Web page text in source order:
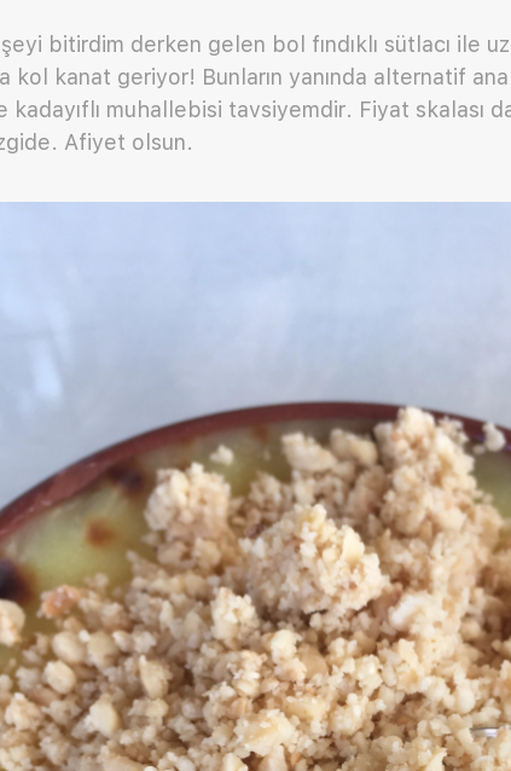
bitirdim derken gelen bol fındıklı sütlacı ile
kol kanat geriyor! Bunların yanında alternatif
kadayıflı muhallebisi tavsiyemdir. Fiyat skalası
Afiyet olsun.